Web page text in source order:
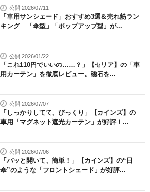
公開 2026/07/11
「車用サンシェード」おすすめ3選＆売れ筋ラン
キング 「傘型」「ポップアップ型」が...
公開 2026/01/22
「これ110円でいいの……？」【セリア】の「車
用カーテン」を徹底レビュー。磁石を...
公開 2026/07/07
「しっかりしてて、びっくり」【カインズ】の
車用「マグネット遮光カーテン」が好評！...
公開 2026/07/06
「パッと開いて、簡単！」【カインズ】の“日
傘”のような「フロントシェード」が好評...